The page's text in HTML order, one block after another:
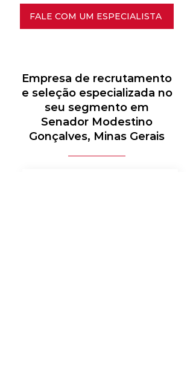
FALE COM UM ESPECIALISTA
Empresa de recrutamento
e seleção especializada no
seu segmento em
Senador Modestino
Gonçalves, Minas Gerais